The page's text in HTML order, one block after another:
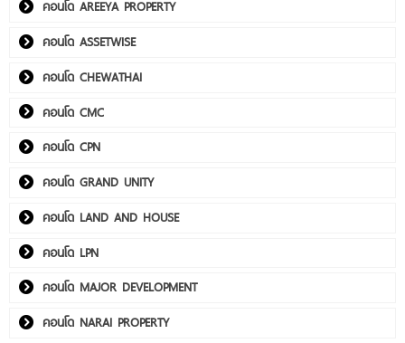
คอนโด AREEYA PROPERTY
คอนโด ASSETWISE
คอนโด CHEWATHAI
คอนโด CMC
คอนโด CPN
คอนโด GRAND UNITY
คอนโด LAND AND HOUSE
คอนโด LPN
คอนโด MAJOR DEVELOPMENT
คอนโด NARAI PROPERTY